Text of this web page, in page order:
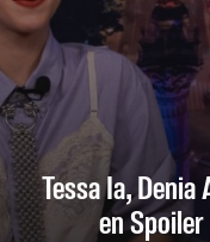
Tessa Ia,
en